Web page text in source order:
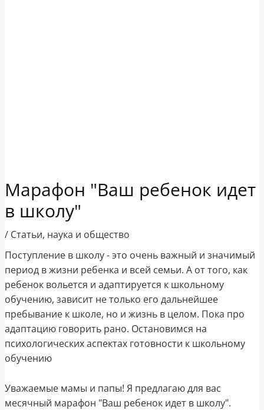
Марафон "Ваш ребенок идет
в школу"
/ Статьи, наука и общество
Поступление в школу - это очень важный и значимый
период в жизни ребенка и всей семьи. А от того, как
ребенок вольется и адаптируется к школьному
обучению, зависит не только его дальнейшее
пребывание к школе, но и жизнь в целом. Пока про
адаптацию говорить рано. Остановимся на
психологических аспектах готовности к школьному
обучению
Уважаемые мамы и папы! Я предлагаю для вас
месячный марафон "Ваш ребенок идет в школу".